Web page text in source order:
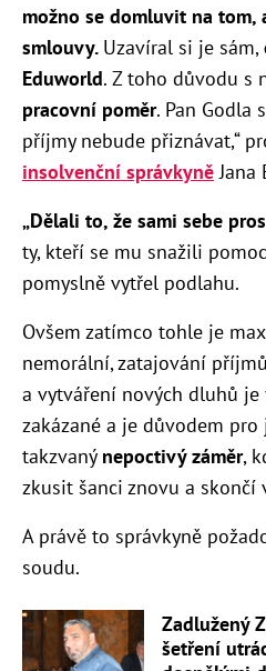
možno se domluvit na tom,
smlouvy. Uzavíral si je sám,
Eduworld. Z toho důvodu s
pracovní poměr. Pan Godla
příjmy nebude přiznávat,“
insolvenční správkyněJana
„Dělali to, že sami sebe
ty, kteří se mu snažili
pomyslně vytřel podlahu.
Ovšem zatímco tohle je
nemorální, zatajování
a vytváření nových dluhů
zakázané a je důvodem
takzvaný nepoctivý záměr,
zkusit šanci znovu a skončí
A právě to správkyně
soudu.
Zadlužený
šetření